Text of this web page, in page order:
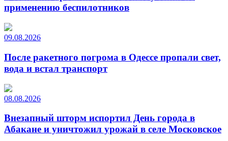
применению беспилотников
09.08.2026
После ракетного погрома в Одессе пропали свет,
вода и встал транспорт
08.08.2026
Внезапный шторм испортил День города в
Абакане и уничтожил урожай в селе Московское